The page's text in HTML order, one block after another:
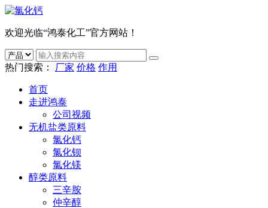
欢迎光临“鸿泰化工”官方网站！
热门搜索： 厂家 价格 作用
首页
走进鸿泰
公司视频
无机盐类原料
氯化钙
氯化钡
氯化镁
醇类原料
三辛胺
仲辛醇